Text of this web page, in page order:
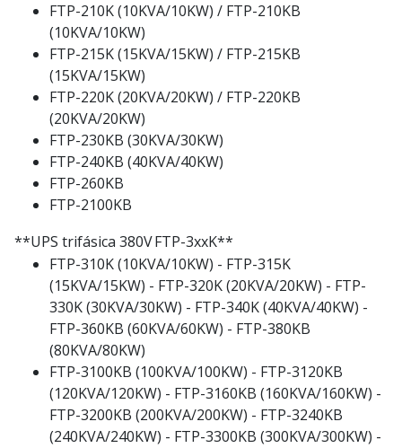
FTP-210K (10KVA/10KW) / FTP-210KB
(10KVA/10KW)
FTP-215K (15KVA/15KW) / FTP-215KB
(15KVA/15KW)
FTP-220K (20KVA/20KW) / FTP-220KB
(20KVA/20KW)
FTP-230KB (30KVA/30KW)
FTP-240KB (40KVA/40KW)
FTP-260KB
FTP-2100KB
**UPS trifásica 380VFTP-3xxK**
FTP-310K (10KVA/10KW) - FTP-315K
(15KVA/15KW) - FTP-320K (20KVA/20KW) - FTP-
330K (30KVA/30KW) - FTP-340K (40KVA/40KW) -
FTP-360KB (60KVA/60KW) - FTP-380KB
(80KVA/80KW)
FTP-3100KB (100KVA/100KW) - FTP-3120KB
(120KVA/120KW) - FTP-3160KB (160KVA/160KW) -
FTP-3200KB (200KVA/200KW) - FTP-3240KB
(240KVA/240KW) - FTP-3300KB (300KVA/300KW) -